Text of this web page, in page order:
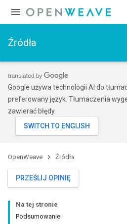
Źródła
Google używa technologii AI do
preferowany język. Tłumaczenia
zawierać błędy.
OpenWeave Źródła
PRZEŚLIJ OPINIĘ
Na tej stronie
Podsumowanie